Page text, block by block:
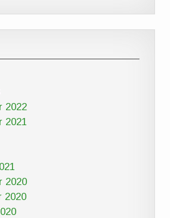
2022
2021
2020
2020